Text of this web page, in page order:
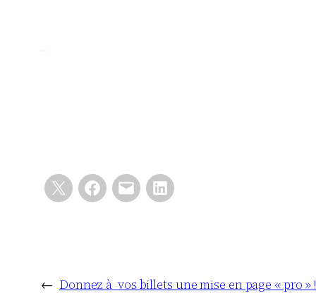
← Donnez à vos billets une mise en page « pro » !